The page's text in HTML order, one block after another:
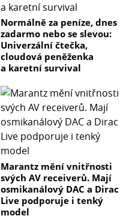
Normálně za peníze, dnes
zadarmo nebo se slevou:
Univerzální čtečka,
cloudová peněženka
a karetní survival
Marantz mění vnitřnosti
svých AV receiverů. Mají
osmikanálový DAC a Dirac
Live podporuje i tenký
model